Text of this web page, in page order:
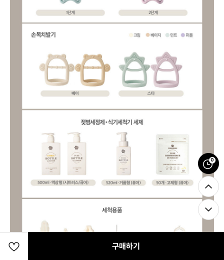
0
구매하기